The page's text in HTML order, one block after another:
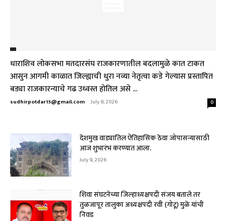
धाराशिव लोकसभा मतदारसंघ राजकारणातील बदलामुळे कात टाकत
आसुन आगमी काळात जिल्ह्याची धुरा नव्या नेतृत्वा कडे गेल्यास प्रस्तापित
बड्या राजकारन्याचे गढ उध्वस्त होतिल असे ...
sudhirpotdar15@gmail.com - July 9, 2026 0
देशमुख वाड्यातिल ऐतिहासिक ठेवा जोपासन्यासाठी
आज शुभारंभ करण्यात आला.
July 9, 2026
शिवा संघटनेच्या जिल्हाध्यक्षपदी संजय बताले तर
तुळजापूर तालुका अध्यक्षपदी रवी (गोटू) मुळे यांची
निवड